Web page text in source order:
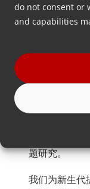
do not consent or
and capabilities
相同价值观和
作，我们能够
题研究。
我们为新生代